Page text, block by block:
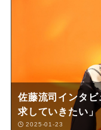
佐藤流司インタ
求していきたい」
2025-01-23